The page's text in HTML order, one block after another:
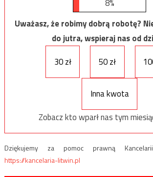
8%
Uważasz, że robimy dobrą robotę?
do jutra, wspieraj nas od
30 zł
50 zł
Inna kwota
Zobacz kto wparł nas tym
Dziękujemy za pomoc prawną
https://kancelaria-litwin.pl